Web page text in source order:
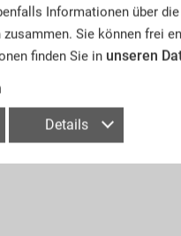
Seitenzahl:
Informationen über
Sie können frei
finden Sie in unseren
Details